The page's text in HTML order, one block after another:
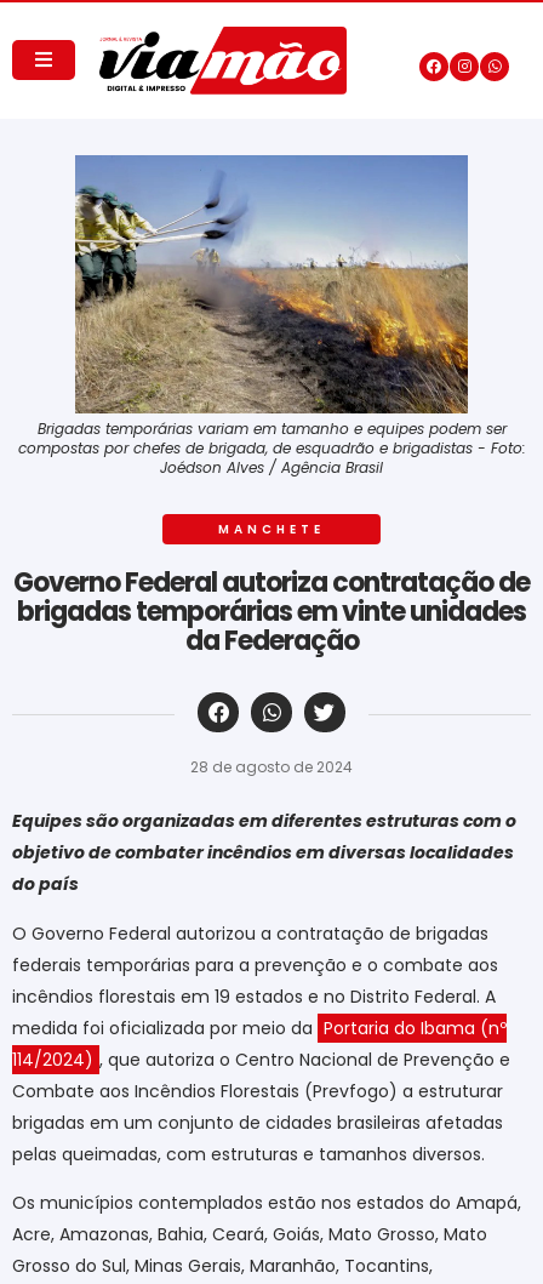
Brigadas temporárias variam em tamanho e equipes podem ser
compostas por chefes de brigada, de esquadrão e brigadistas - Foto:
Joédson Alves / Agência Brasil
MANCHETE
Governo Federal autoriza contratação de
brigadas temporárias em vinte unidades
da Federação
‎ ‎ ‎ ‎ ‎ ‎ ‎ ‎ ‎ ‎ ‎ ‎ ‎ ‎ ‎ ‎ ‎ ‎ ‎ ‎ ‎ ‎ ‎ ‎ ‎ ‎ ‎ ‎ ‎ ‎ ‎
28 de agosto de 2024
Equipes são organizadas em diferentes estruturas com o
objetivo de combater incêndios em diversas localidades
do país
O Governo Federal autorizou a contratação de brigadas
federais temporárias para a prevenção e o combate aos
incêndios florestais em 19 estados e no Distrito Federal. A
medida foi oficializada por meio da Portaria do Ibama (nº
114/2024) , que autoriza o Centro Nacional de Prevenção e
Combate aos Incêndios Florestais (Prevfogo) a estruturar
brigadas em um conjunto de cidades brasileiras afetadas
pelas queimadas, com estruturas e tamanhos diversos.
Os municípios contemplados estão nos estados do Amapá,
Acre, Amazonas, Bahia, Ceará, Goiás, Mato Grosso, Mato
Grosso do Sul, Minas Gerais, Maranhão, Tocantins,